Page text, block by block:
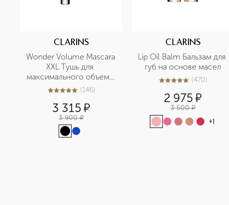
CLARINS
Wonder Volume Mascara
XXL Тушь для
максимального объема
ресниц
4.9из5146 (146)
3 315 ¤
3 900 ¤
CLARINS
Lip Oil Balm Бальзам для
губ на основе масел
4.9из5470 (470)
2 975 ¤
3 500 ¤
+1